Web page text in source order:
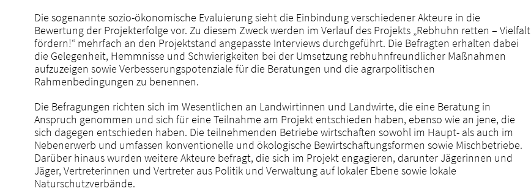
Die sogenannte sozio-ökonomische Evaluierung sieht die Einbindung verschiedener Akteure in die
Bewertung der Projekterfolge vor. Zu diesem Zweck werden im Verlauf des Projekts „Rebhuhn retten – Vielfalt
fördern!“ mehrfach an den Projektstand angepasste Interviews durchgeführt. Die Befragten erhalten dabei
die Gelegenheit, Hemmnisse und Schwierigkeiten bei der Umsetzung rebhuhnfreundlicher Maßnahmen
aufzuzeigen sowie Verbesserungspotenziale für die Beratungen und die agrarpolitischen
Rahmenbedingungen zu benennen.
Die Befragungen richten sich im Wesentlichen an Landwirtinnen und Landwirte, die eine Beratung in
Anspruch genommen und sich für eine Teilnahme am Projekt entschieden haben, ebenso wie an jene, die
sich dagegen entschieden haben. Die teilnehmenden Betriebe wirtschaften sowohl im Haupt- als auch im
Nebenerwerb und umfassen konventionelle und ökologische Bewirtschaftungsformen sowie Mischbetriebe.
Darüber hinaus wurden weitere Akteure befragt, die sich im Projekt engagieren, darunter Jägerinnen und
Jäger, Vertreterinnen und Vertreter aus Politik und Verwaltung auf lokaler Ebene sowie lokale
Naturschutzverbände.